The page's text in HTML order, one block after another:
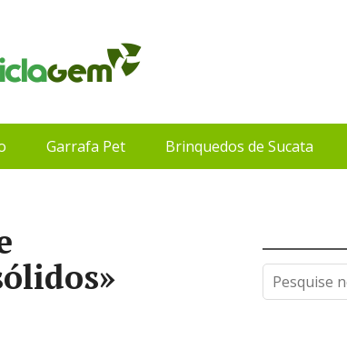
Garrafa Pet Brinquedos de Sucata